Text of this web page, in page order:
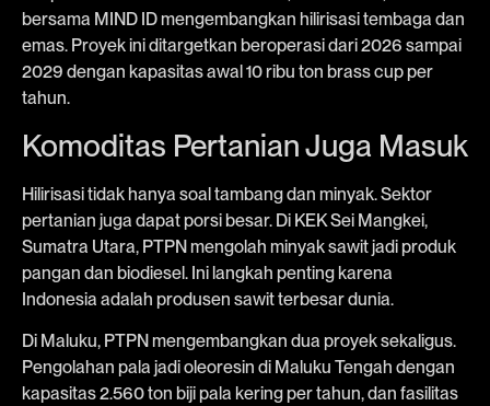
bersama MIND ID mengembangkan hilirisasi tembaga dan
emas. Proyek ini ditargetkan beroperasi dari 2026 sampai
2029 dengan kapasitas awal 10 ribu ton brass cup per
tahun.
Komoditas Pertanian Juga Masuk
Hilirisasi tidak hanya soal tambang dan minyak. Sektor
pertanian juga dapat porsi besar. Di KEK Sei Mangkei,
Sumatra Utara, PTPN mengolah minyak sawit jadi produk
pangan dan biodiesel. Ini langkah penting karena
Indonesia adalah produsen sawit terbesar dunia.
Di Maluku, PTPN mengembangkan dua proyek sekaligus.
Pengolahan pala jadi oleoresin di Maluku Tengah dengan
kapasitas 2.560 ton biji pala kering per tahun, dan fasilitas